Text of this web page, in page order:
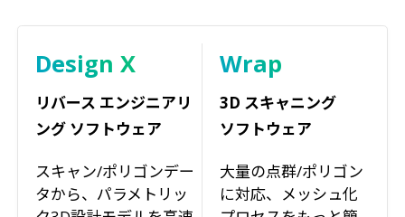
Design X
リバース エンジニアリ
ング ソフトウェア
スキャン/ポリゴンデー
タから、パラメトリッ
Wrap
3D スキャニング
ソフトウェア
大量の点群/ポリゴン
に対応、メッシュ化